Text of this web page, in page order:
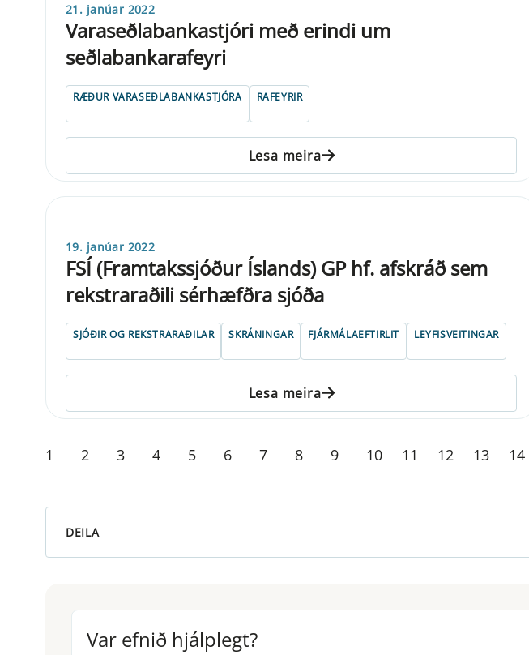
21. janúar 2022
Varaseðlabankastjóri með erindi um
seðlabankarafeyri
RÆÐUR VARASEÐLABANKASTJÓRA RAFEYRIR
Lesa meira
19. janúar 2022
FSÍ (Framtakssjóður Íslands) GP hf. afskráð sem
rekstraraðili sérhæfðra sjóða
SJÓÐIR OG REKSTRARAÐILAR SKRÁNINGAR FJÁRMÁLAEFTIRLIT LEYFISVEITINGAR
Lesa meira
1 2 3 4 5 6 7 8 9 10 11 12 13 14
DEILA
Var efnið hjálplegt?
Var efnið hjálplegt?